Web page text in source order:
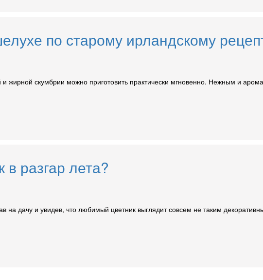
по старому ирландскому
жирной скумбрии можно приготовить практически мгновенно. Нежным и
в разгар лета?
на дачу и увидев, что любимый цветник выглядит совсем не таким